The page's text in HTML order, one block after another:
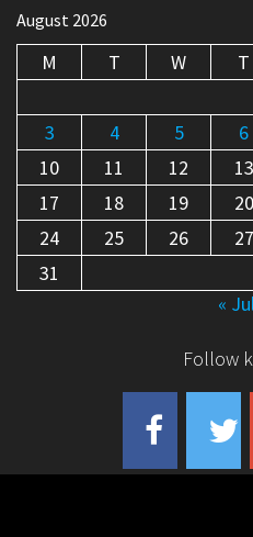
August 2026
M T W T
3
4 5 6
10
11 12 13
17
18 19 20
24
25 26 27
31
«
Follow